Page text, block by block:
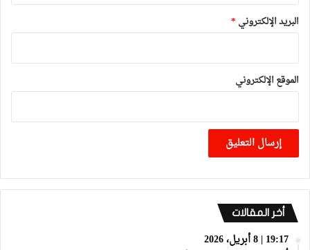
البريد الإلكتروني *
الموقع الإلكتروني
أخر المقالات
19:17 | 8 أبريل، 2026